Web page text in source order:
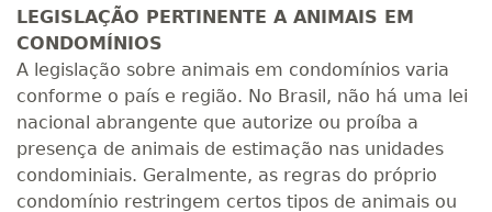
LEGISLAÇÃO PERTINENTE A ANIMAIS EM
CONDOMÍNIOS
A legislação sobre animais em condomínios varia
conforme o país e região. No Brasil, não há uma lei
nacional abrangente que autorize ou proíba a
presença de animais de estimação nas unidades
condominiais. Geralmente, as regras do próprio
condomínio restringem certos tipos de animais ou